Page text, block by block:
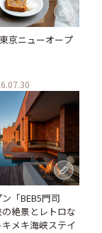
京ニューオープ
「BEB5門司
絶景とレトロな
メキ海峡ステイ